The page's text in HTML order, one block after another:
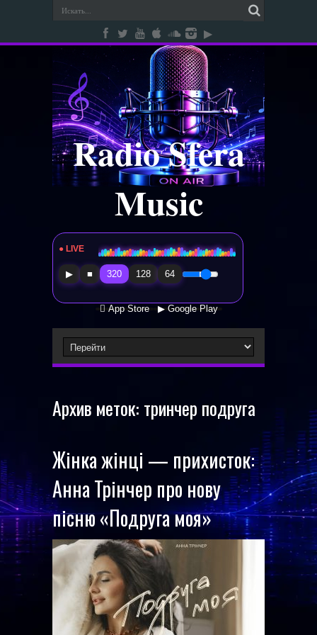
Radio Sfera
Music
● LIVE Radio Sfera Music
▶ ■ 320 128 64
 App Store ▶ Google Play
Архив меток: тринчер подруга
Жінка жінці — прихисток:
Анна Трінчер про нову
пісню «Подруга моя»